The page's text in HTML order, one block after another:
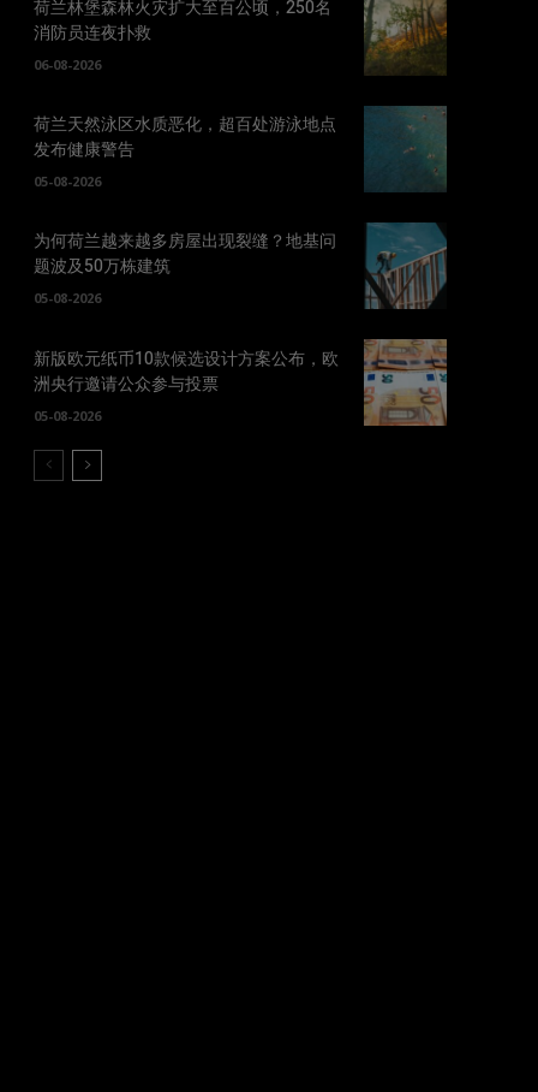
荷兰林堡森林火灾扩大至百公顷，250名
消防员连夜扑救
06-08-2026
荷兰天然泳区水质恶化，超百处游泳地点
发布健康警告
05-08-2026
为何荷兰越来越多房屋出现裂缝？地基问
题波及50万栋建筑
05-08-2026
新版欧元纸币10款候选设计方案公布，欧
洲央行邀请公众参与投票
05-08-2026